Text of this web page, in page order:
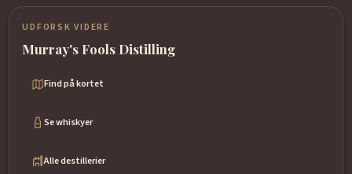
UDFORSK VIDERE
Murray's Fools Distilling
Find på kortet
Se whiskyer
Alle destillerier